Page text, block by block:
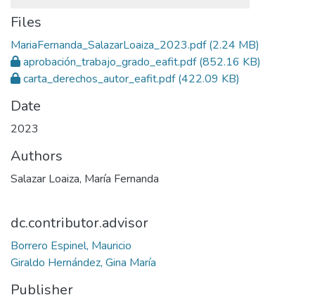
Files
MariaFernanda_SalazarLoaiza_2023.pdf(2.24 MB)
aprobación_trabajo_grado_eafit.pdf(852.16 KB)
carta_derechos_autor_eafit.pdf(422.09 KB)
Date
2023
Authors
Salazar Loaiza, María Fernanda
dc.contributor.advisor
Borrero Espinel, Mauricio
Giraldo Hernández, Gina María
Publisher